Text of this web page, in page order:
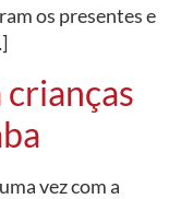
os presentes e
vez com a